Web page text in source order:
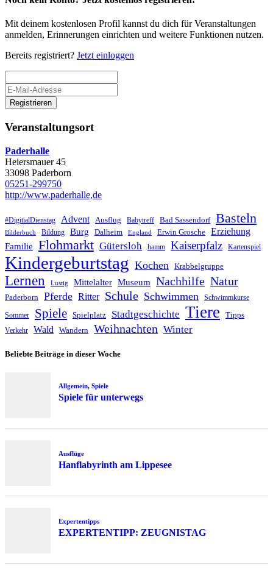
Mit deinem kostenlosen Profil kannst du dich für Veranstaltungen
anmelden, Erinnerungen einrichten und weitere Funktionen nutzen.
Bereits registriert? Jetzt einloggen
Registrieren
Veranstaltungsort
Paderhalle
Heiersmauer 45
33098 Paderborn
05251-299750
http://www.paderhalle,de
#DigitialDienstag Advent Ausflug Babytreff Bad Sassendorf Basteln
Bilderbuch Bildung Burg Dalheim England Erwin Grosche Erziehung
Familie Flohmarkt Gütersloh hamm Kaiserpfalz Kartenspiel
Kindergeburtstag Kochen Krabbelgruppe
Lernen Lustig Mittelalter Museum Nachhilfe Natur
Paderborn Pferde Ritter Schule Schwimmen Schwimmkurse
Sommer Spiele Spielplatz Stadtgeschichte Tiere Tipps
Verkehr Wald Wandern Weihnachten Winter
Beliebte Beiträge in dieser Woche
Allgemein, Spiele
Spiele für unterwegs
Ausflüge
Hanflabyrinth am Lippesee
Expertentipps
EXPERTENTIPP: ZEUGNISTAG